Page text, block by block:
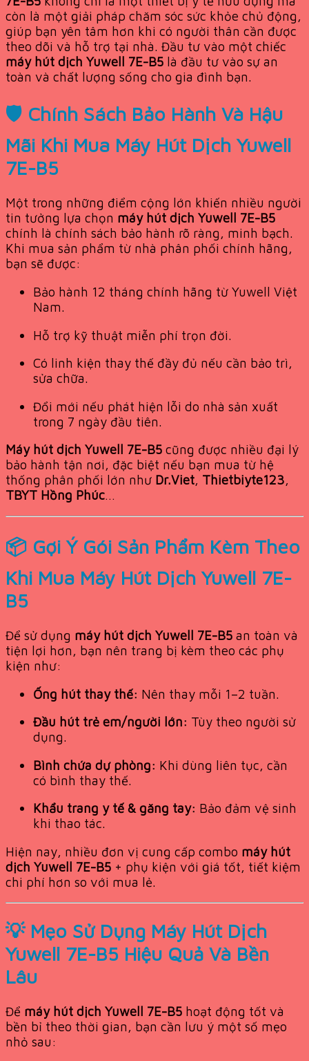
còn là một giải pháp chăm sóc sức khỏe chủ động,
giúp bạn yên tâm hơn khi có người thân cần được
theo dõi và hỗ trợ tại nhà. Đầu tư vào một chiếc
máy hút dịch Yuwell 7E-B5 là đầu tư vào sự an
toàn và chất lượng sống cho gia đình bạn.
🛡️ Chính Sách Bảo Hành Và Hậu
Mãi Khi Mua Máy Hút Dịch Yuwell
7E-B5
Một trong những điểm cộng lớn khiến nhiều người
tin tưởng lựa chọn máy hút dịch Yuwell 7E-B5
chính là chính sách bảo hành rõ ràng, minh bạch.
Khi mua sản phẩm từ nhà phân phối chính hãng,
bạn sẽ được:
Bảo hành 12 tháng chính hãng từ Yuwell Việt
Nam.
Hỗ trợ kỹ thuật miễn phí trọn đời.
Có linh kiện thay thế đầy đủ nếu cần bảo trì,
sửa chữa.
Đổi mới nếu phát hiện lỗi do nhà sản xuất
trong 7 ngày đầu tiên.
Máy hút dịch Yuwell 7E-B5 cũng được nhiều đại lý
bảo hành tận nơi, đặc biệt nếu bạn mua từ hệ
thống phân phối lớn như Dr.Viet, Thietbiyte123,
TBYT Hồng Phúc…
📦 Gợi Ý Gói Sản Phẩm Kèm Theo
Khi Mua Máy Hút Dịch Yuwell 7E-
B5
Để sử dụng máy hút dịch Yuwell 7E-B5 an toàn và
tiện lợi hơn, bạn nên trang bị kèm theo các phụ
kiện như:
Ống hút thay thế: Nên thay mỗi 1–2 tuần.
Đầu hút trẻ em/người lớn: Tùy theo người sử
dụng.
Bình chứa dự phòng: Khi dùng liên tục, cần
có bình thay thế.
Khẩu trang y tế & găng tay: Bảo đảm vệ sinh
khi thao tác.
Hiện nay, nhiều đơn vị cung cấp combo máy hút
dịch Yuwell 7E-B5 + phụ kiện với giá tốt, tiết kiệm
chi phí hơn so với mua lẻ.
💡 Mẹo Sử Dụng Máy Hút Dịch
Yuwell 7E-B5 Hiệu Quả Và Bền
Lâu
Để máy hút dịch Yuwell 7E-B5 hoạt động tốt và
bền bỉ theo thời gian, bạn cần lưu ý một số mẹo
nhỏ sau: